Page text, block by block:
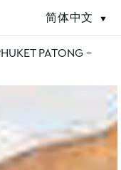
简体中文
PATONG -